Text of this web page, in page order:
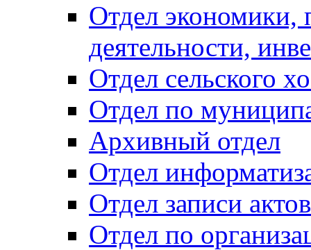
Отдел экономики,
деятельности,
Отдел сельского
Отдел по
Архивный отдел
Отдел
Отдел записи
Отдел по